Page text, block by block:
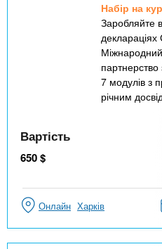
Набір на
Заробляйте
деклараціях
7 модулів з
річним
Вартість
650$
Онлайн Харків